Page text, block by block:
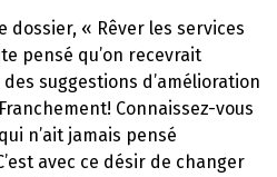
dossier, « Rêver les services
pensé qu’on recevrait
suggestions d’amélioration
Connaissez-vous
n’ait jamais pensé
avec ce désir de changer